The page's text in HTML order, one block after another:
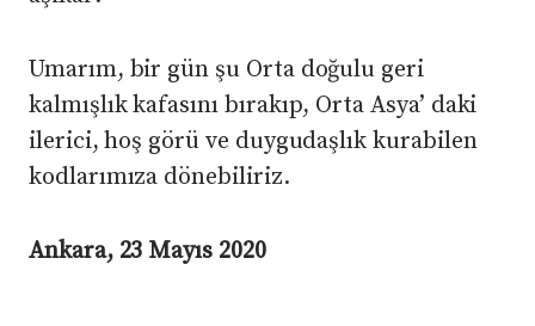
Umarım, bir gün şu Orta doğulu geri
kalmışlık kafasını bırakıp, Orta Asya’ daki
ilerici, hoş görü ve duygudaşlık kurabilen
kodlarımıza dönebiliriz.
Ankara, 23 Mayıs 2020